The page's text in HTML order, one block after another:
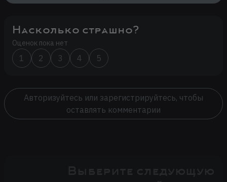
Насколько страшно?
Оценок пока нет
1 2 3 4 5
Авторизуйтесь или зарегистрируйтесь, чтобы
оставлять комментарии